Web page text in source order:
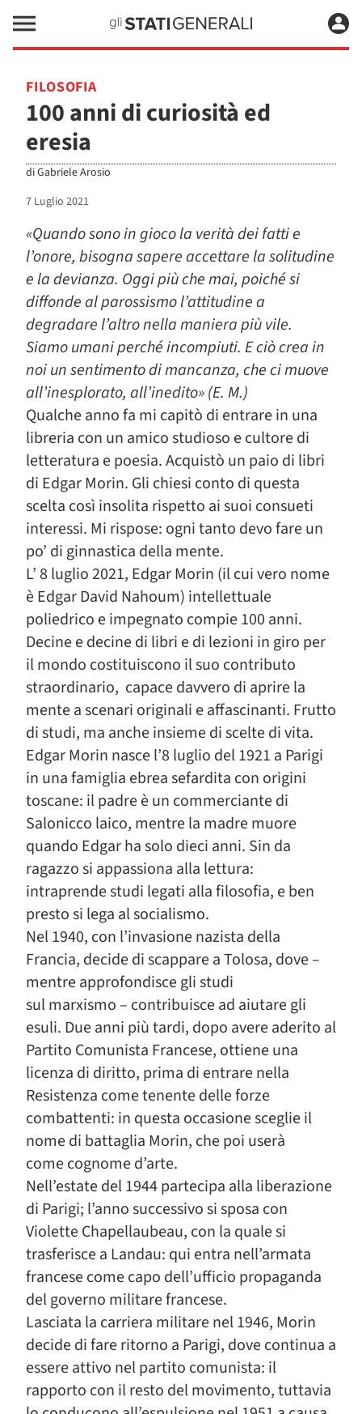
FILOSOFIA
100 anni di curiosità ed
eresia
diGabriele Arosio
7 Luglio 2021
«Quando sono in gioco la verità dei fatti e
l’onore, bisogna sapere accettare la solitudine
e la devianza. Oggi più che mai, poiché si
diffonde al parossismo l’attitudine a
degradare l’altro nella maniera più vile.
Siamo umani perché incompiuti. E ciò crea in
noi un sentimento di mancanza, che ci muove
all’inesplorato, all’inedito» (E. M.)
Qualche anno fa mi capitò di entrare in una
libreria con un amico studioso e cultore di
letteratura e poesia. Acquistò un paio di libri
di Edgar Morin. Gli chiesi conto di questa
scelta così insolita rispetto ai suoi consueti
interessi. Mi rispose: ogni tanto devo fare un
po’ di ginnastica della mente.
L’ 8 luglio 2021, Edgar Morin (il cui vero nome
è Edgar David Nahoum) intellettuale
poliedrico e impegnato compie 100 anni.
Decine e decine di libri e di lezioni in giro per
il mondo costituiscono il suo contributo
straordinario, capace davvero di aprire la
mente a scenari originali e affascinanti. Frutto
di studi, ma anche insieme di scelte di vita.
Edgar Morin nasce l’8 luglio del 1921 a Parigi
in una famiglia ebrea sefardita con origini
toscane: il padre è un commerciante di
Salonicco laico, mentre la madre muore
quando Edgar ha solo dieci anni. Sin da
ragazzo si appassiona alla lettura:
intraprende studi legati alla filosofia, e ben
presto si lega al socialismo.
Nel 1940, con l’invasione nazista della
Francia, decide di scappare a Tolosa, dove –
mentre approfondisce gli studi
sul marxismo – contribuisce ad aiutare gli
esuli. Due anni più tardi, dopo avere aderito al
Partito Comunista Francese, ottiene una
licenza di diritto, prima di entrare nella
Resistenza come tenente delle forze
combattenti: in questa occasione sceglie il
nome di battaglia Morin, che poi userà
come cognome d’arte.
Nell’estate del 1944 partecipa alla liberazione
di Parigi; l’anno successivo si sposa con
Violette Chapellaubeau, con la quale si
trasferisce a Landau: qui entra nell’armata
francese come capo dell’ufficio propaganda
del governo militare francese.
Lasciata la carriera militare nel 1946, Morin
decide di fare ritorno a Parigi, dove continua a
essere attivo nel partito comunista: il
rapporto con il resto del movimento, tuttavia